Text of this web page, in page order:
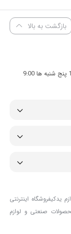
بازگشت به بالا
ساعت کاری مجموعه: شنبه تا چهارشنبه 9:00 الی 19:00 پنج شنبه ها 9:00
اینترنتی
صنعتی و لوازم
حرفه‌ای